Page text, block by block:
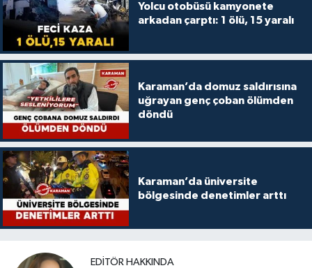
Yolcu otobüsü kamyonete
arkadan çarptı: 1 ölü, 15 yaralı
Karaman’da domuz saldırısına
uğrayan genç çoban ölümden
döndü
Karaman’da üniversite
bölgesinde denetimler arttı
EDITÖR HAKKINDA